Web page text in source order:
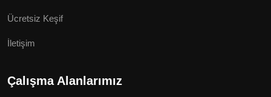
Ücretsiz Keşif
İletişim
Çalışma Alanlarımız